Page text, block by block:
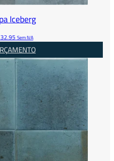
Iceberg
32.95 Sem IVA